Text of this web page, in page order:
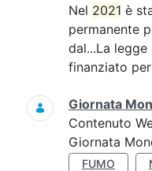
Nel 2021 è
permanente
dal...La
finanziato
Giornata
Contenuto
Giornata
FUMO